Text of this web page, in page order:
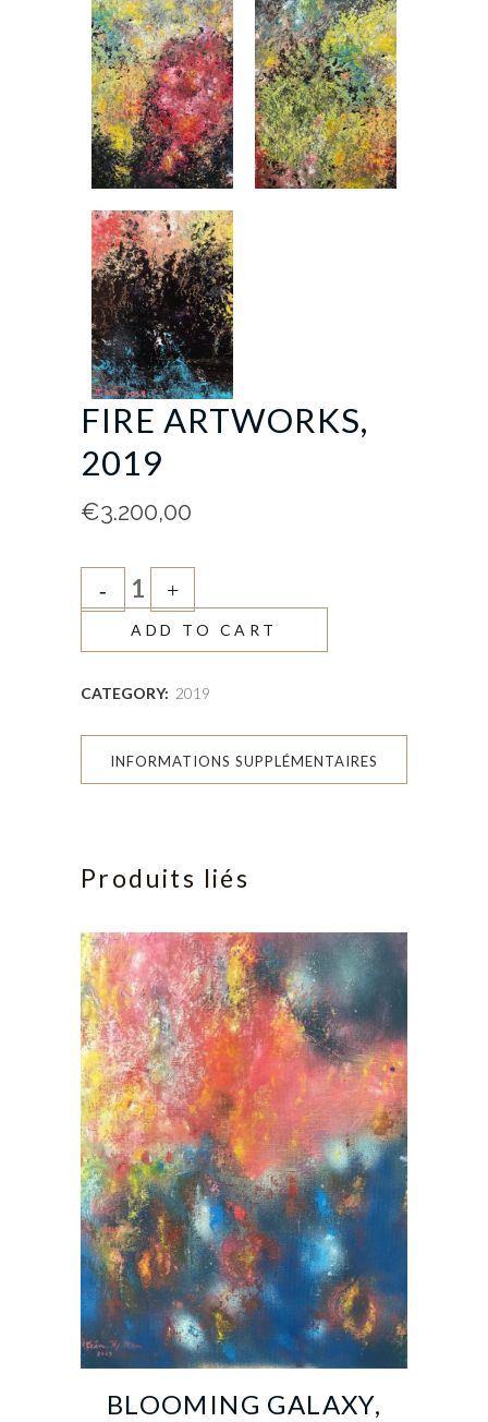
FIRE ARTWORKS,
2019
€3.200,00
ADD TO CART
CATEGORY: 2019
INFORMATIONS SUPPLÉMENTAIRES
Produits liés
BLOOMING GALAXY,